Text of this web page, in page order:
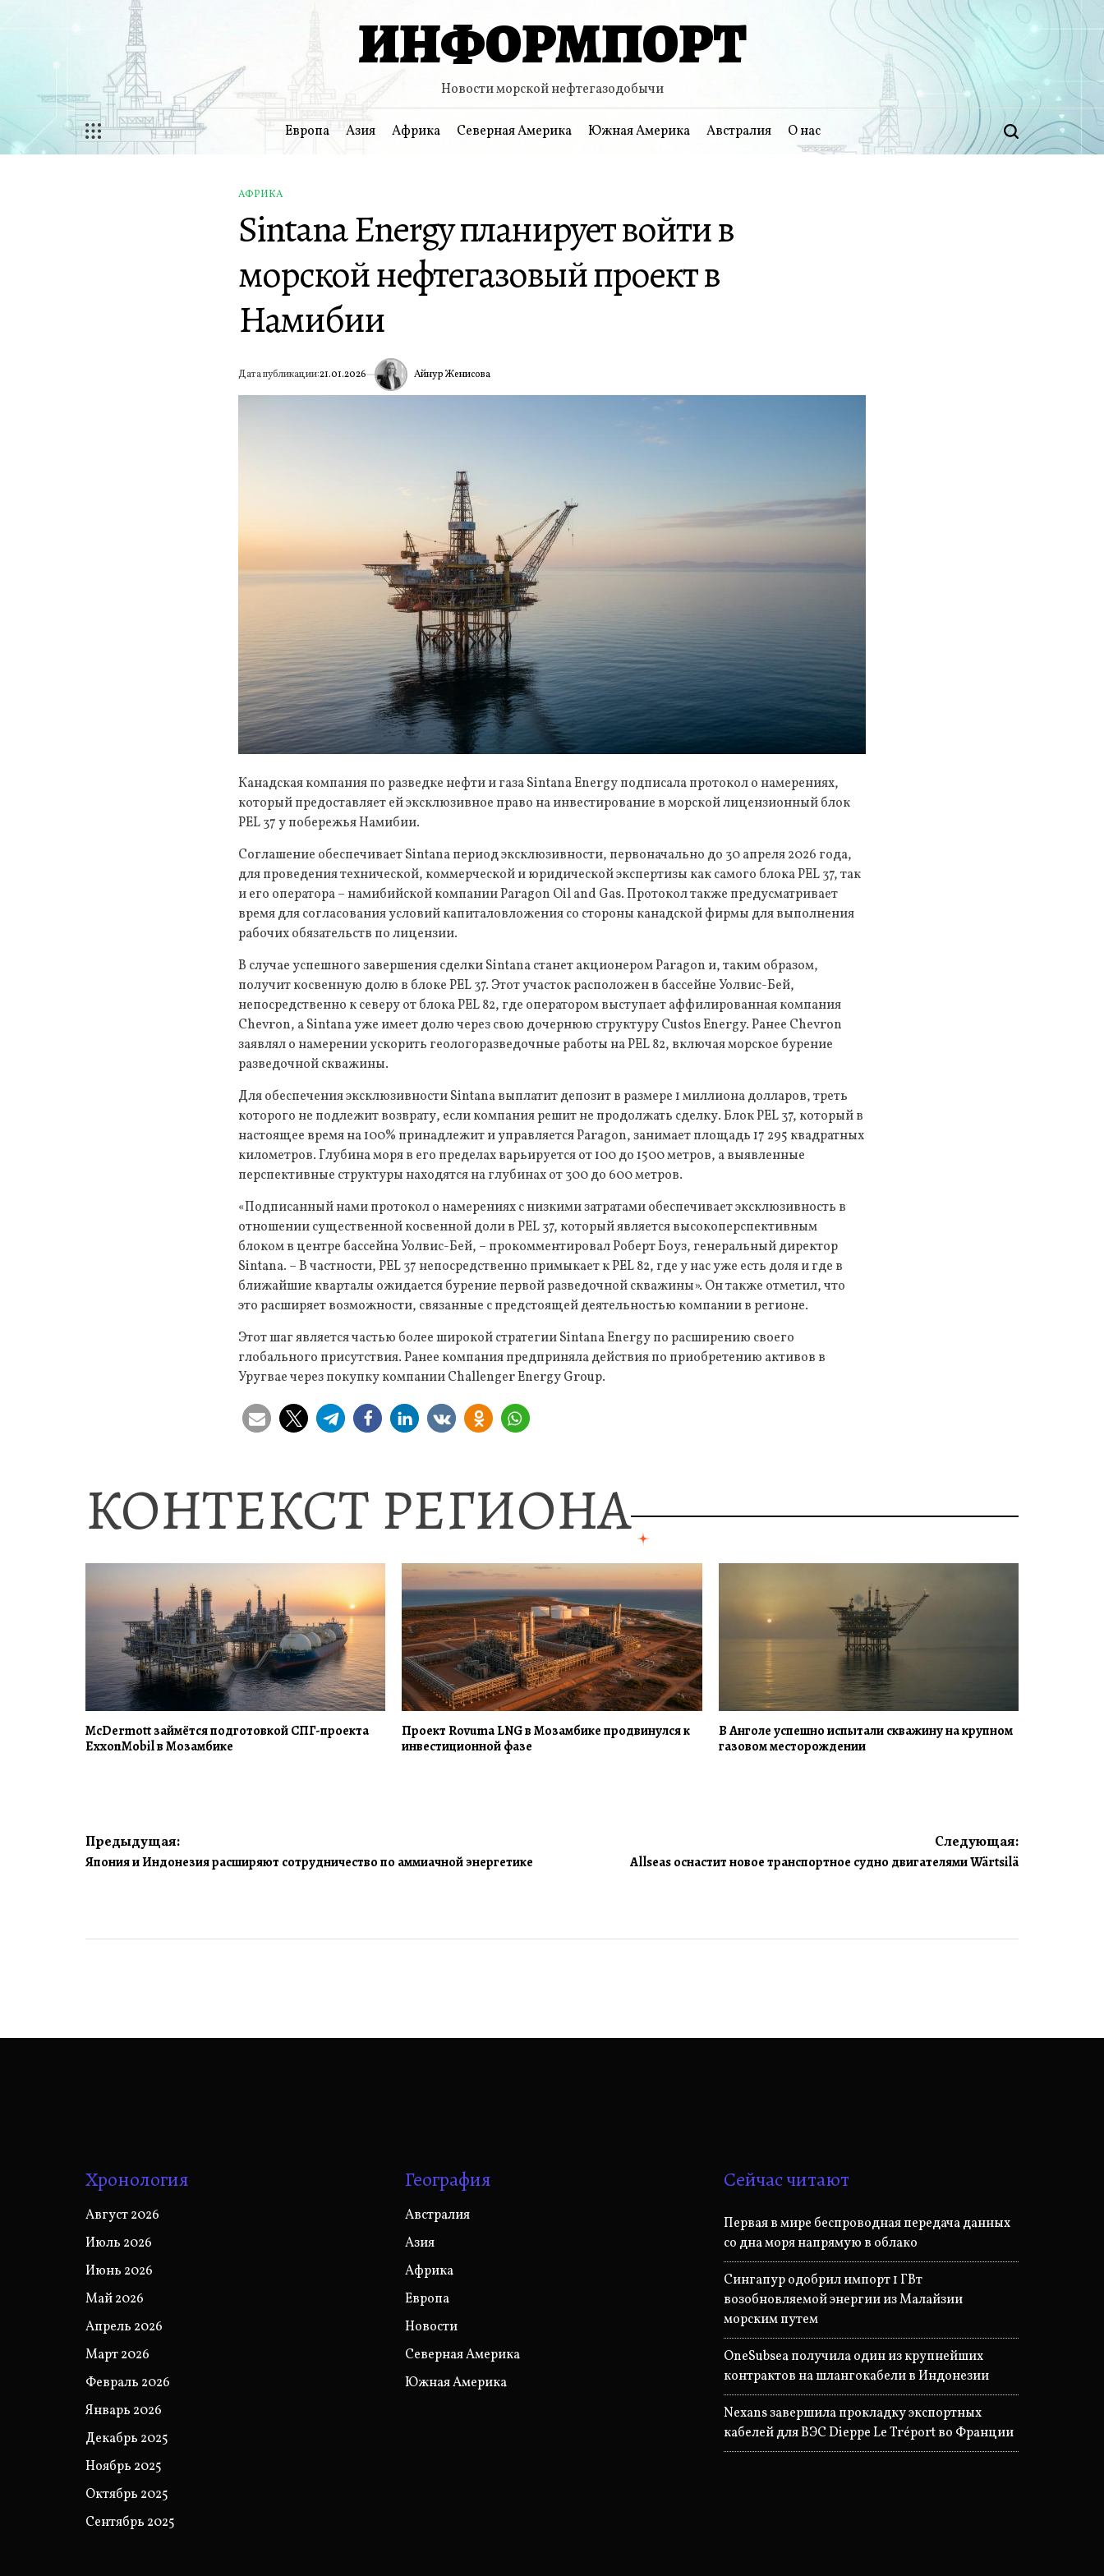
ИНФОРМПОРТ
Новости морской нефтегазодобычи
Европа Азия Африка Северная Америка Южная Америка Австралия О нас Поиск
ОПУБЛИКОВАНО
В
АФРИКА
Sintana Energy планирует войти в
морской нефтегазовый проект в
Намибии
Дата публикации:21.01.2026 ИА Айнур Женисова
Канадская компания по разведке нефти и газа Sintana Energy подписала протокол о намерениях,
который предоставляет ей эксклюзивное право на инвестирование в морской лицензионный блок
PEL 37 у побережья Намибии.
Соглашение обеспечивает Sintana период эксклюзивности, первоначально до 30 апреля 2026 года,
для проведения технической, коммерческой и юридической экспертизы как самого блока PEL 37, так
и его оператора – намибийской компании Paragon Oil and Gas. Протокол также предусматривает
время для согласования условий капиталовложения со стороны канадской фирмы для выполнения
рабочих обязательств по лицензии.
В случае успешного завершения сделки Sintana станет акционером Paragon и, таким образом,
получит косвенную долю в блоке PEL 37. Этот участок расположен в бассейне Уолвис-Бей,
непосредственно к северу от блока PEL 82, где оператором выступает аффилированная компания
Chevron, а Sintana уже имеет долю через свою дочернюю структуру Custos Energy. Ранее Chevron
заявлял о намерении ускорить геологоразведочные работы на PEL 82, включая морское бурение
разведочной скважины.
Для обеспечения эксклюзивности Sintana выплатит депозит в размере 1 миллиона долларов, треть
которого не подлежит возврату, если компания решит не продолжать сделку. Блок PEL 37, который в
настоящее время на 100% принадлежит и управляется Paragon, занимает площадь 17 295 квадратных
километров. Глубина моря в его пределах варьируется от 100 до 1500 метров, а выявленные
перспективные структуры находятся на глубинах от 300 до 600 метров.
«Подписанный нами протокол о намерениях с низкими затратами обеспечивает эксклюзивность в
отношении существенной косвенной доли в PEL 37, который является высокоперспективным
блоком в центре бассейна Уолвис-Бей, – прокомментировал Роберт Боуз, генеральный директор
Sintana. – В частности, PEL 37 непосредственно примыкает к PEL 82, где у нас уже есть доля и где в
ближайшие кварталы ожидается бурение первой разведочной скважины». Он также отметил, что
это расширяет возможности, связанные с предстоящей деятельностью компании в регионе.
Этот шаг является частью более широкой стратегии Sintana Energy по расширению своего
глобального присутствия. Ранее компания предприняла действия по приобретению активов в
Уругвае через покупку компании Challenger Energy Group.
КОНТЕКСТ РЕГИОНА
McDermott займётся подготовкой СПГ-проекта
ExxonMobil в Мозамбике
Проект Rovuma LNG в Мозамбике продвинулся к
инвестиционной фазе
В Анголе успешно испытали скважину на крупном
газовом месторождении
Навигация
Предыдущая:
Япония и Индонезия расширяют сотрудничество по аммиачной энергетике
Следующая:
Allseas оснастит новое транспортное судно двигателями Wärtsilä
Хронология
Август 2026
Июль 2026
Июнь 2026
Май 2026
Апрель 2026
Март 2026
Февраль 2026
Январь 2026
Декабрь 2025
Ноябрь 2025
Октябрь 2025
Сентябрь 2025
География
Австралия
Азия
Африка
Европа
Новости
Северная Америка
Южная Америка
Сейчас читают
Первая в мире беспроводная передача данных
со дна моря напрямую в облако
Сингапур одобрил импорт 1 ГВт
возобновляемой энергии из Малайзии
морским путем
OneSubsea получила один из крупнейших
контрактов на шлангокабели в Индонезии
Nexans завершила прокладку экспортных
кабелей для ВЭС Dieppe Le Tréport во Франции